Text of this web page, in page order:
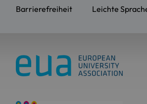
Barrierefreiheit Leichte